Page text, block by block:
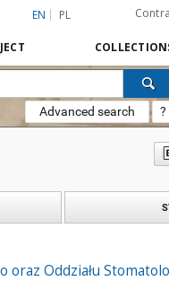
EN PL
Advanced search ?
oraz Oddziału